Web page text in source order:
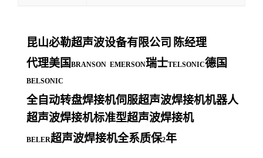
昆山必勒超声波设备有限公司 陈经理
代理美国 BRANSON EMERSON瑞士TELSONIC德国
BELSONIC
全自动转盘焊接机伺服超声波焊接机机器人
超声波焊接机标准型超声波焊接机
BELER超声波焊接机全系质保2年